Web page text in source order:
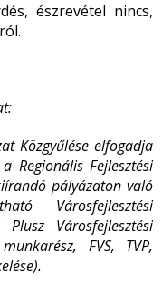
észrevétel nincs,
Közgyűlése elfogadja
Regionális Fejlesztési
pályázaton való
Városfejlesztési
Városfejlesztési
FVS, TVP,